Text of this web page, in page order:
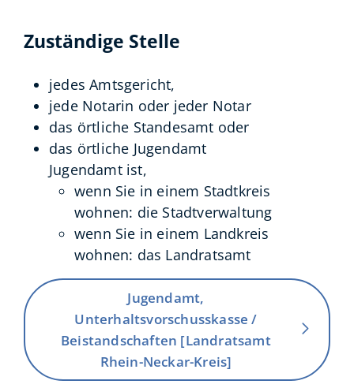
Zuständige Stelle
jedes Amtsgericht,
jede Notarin oder jeder Notar
das örtliche Standesamt oder
das örtliche Jugendamt
Jugendamt ist,
wenn Sie in einem Stadtkreis
wohnen: die Stadtverwaltung
wenn Sie in einem Landkreis
wohnen: das Landratsamt
Jugendamt,
Unterhaltsvorschusskasse /
Beistandschaften [Landratsamt
Rhein-Neckar-Kreis]